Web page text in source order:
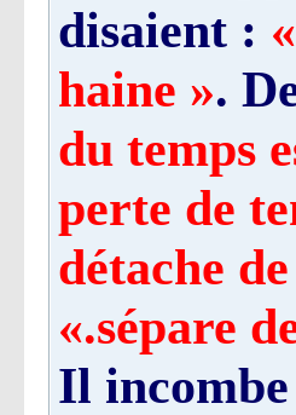
disaient :
haine ».
du temps
perte de
détache
sépare
Il incombe